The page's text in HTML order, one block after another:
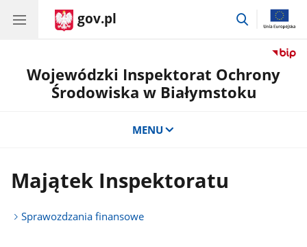
gov.pl
przejdź
Wojewódzki Inspektorat Ochrony
Środowiska w Białymstoku
MENU
Majątek Inspektoratu
Sprawozdzania finansowe